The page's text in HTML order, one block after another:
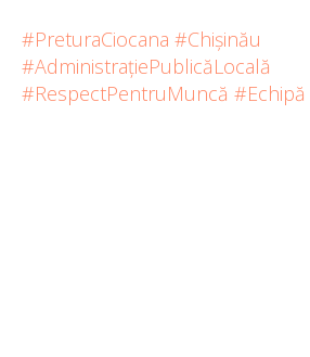
#PreturaCiocana #Chișinău
#AdministrațiePublicăLocală
#RespectPentruMuncă #Echipă